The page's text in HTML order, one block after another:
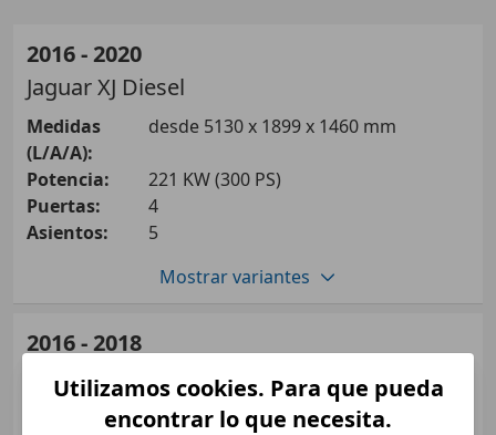
2016 - 2020
JaguarXJ Diesel
Medidas
(L/A/A):
desde 5130 x 1899 x 1460 mm
Potencia:
221 KW (300 PS)
Puertas:
4
Asientos:
5
Mostrar variantes
Sedán
Diésel
2016 - 2018
JaguarXJ
desde 5130 x 1899 x 1456 mm
Utilizamos cookies. Para que pueda
encontrar lo que necesita.